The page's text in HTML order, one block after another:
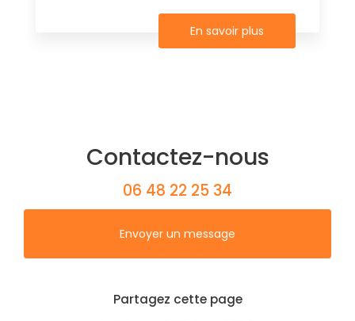
En savoir plus
Contactez-nous
06 48 22 25 34
Envoyer un message
Partagez cette page